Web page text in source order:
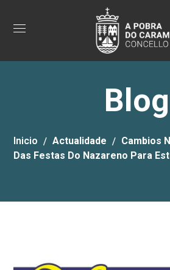
Blog
Inicio Actualidade
Cambios
Das Festas Do Nazareno Para